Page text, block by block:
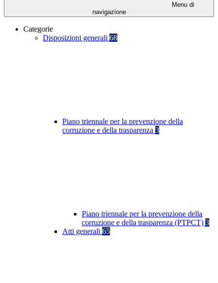
Menu di
navigazione
Categorie
Disposizioni generali 68
Piano triennale per la prevenzione della
corruzione e della trasparenza 3
Piano triennale per la prevenzione della
corruzione e della trasparenza (PTPCT) 3
Atti generali 65